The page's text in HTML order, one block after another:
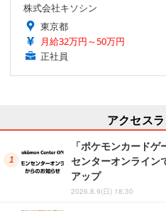
株式会社キソシン
東京都
月給32万円～50万円
正社員
アクセス
「ポケモンカード
センターオンライン
アップ
2026.8.9(日) 18:30